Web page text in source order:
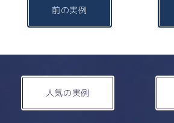
前の実例
人気の実例